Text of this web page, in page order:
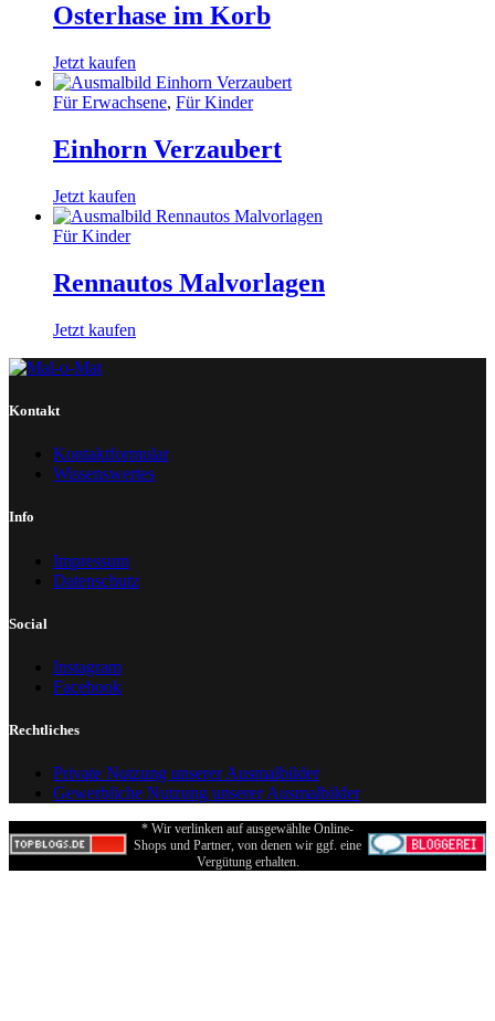
Osterhase im Korb
Jetzt kaufen
Für Erwachsene, Für Kinder
Einhorn Verzaubert
Jetzt kaufen
Für Kinder
Rennautos Malvorlagen
Jetzt kaufen
Kontakt
Kontaktformular
Wissenswertes
Info
Impressum
Datenschutz
Social
Instagram
Facebook
Rechtliches
Private Nutzung unserer Ausmalbilder
Gewerbliche Nutzung unserer Ausmalbilder
* Wir verlinken auf ausgewählte Online-
Shops und Partner, von denen wir ggf. eine
Vergütung erhalten.